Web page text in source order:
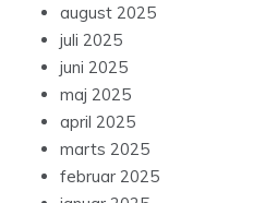
august 2025
juli 2025
juni 2025
maj 2025
april 2025
marts 2025
februar 2025